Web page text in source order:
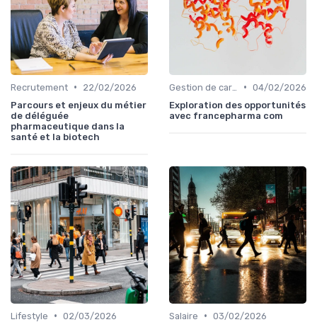
Recrutement •
22/02/2026
Parcours et enjeux du métier
de déléguée
pharmaceutique dans la
santé et la biotech
• 04/02/2026
Exploration des opportunités
avec francepharma com
Lifestyle • 02/03/2026
Salaire • 03/02/2026